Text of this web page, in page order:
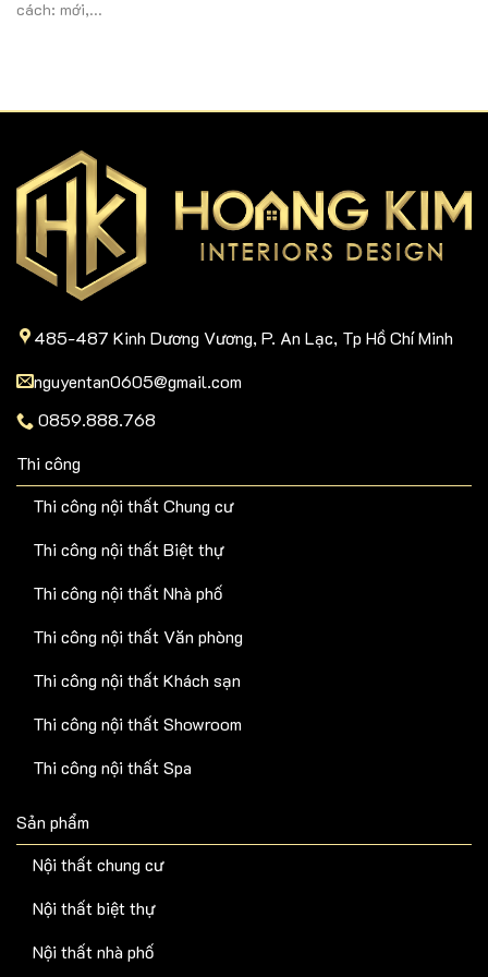
cách: mới,...
485-487 Kinh Dương Vương, P. An Lạc, Tp Hồ Chí Minh
nguyentan0605@gmail.com
0859.888.768
Thi công
Thi công nội thất Chung cư
Thi công nội thất Biệt thự
Thi công nội thất Nhà phố
Thi công nội thất Văn phòng
Thi công nội thất Khách sạn
Thi công nội thất Showroom
Thi công nội thất Spa
Sản phẩm
Nội thất chung cư
Nội thất biệt thự
Nội thất nhà phố